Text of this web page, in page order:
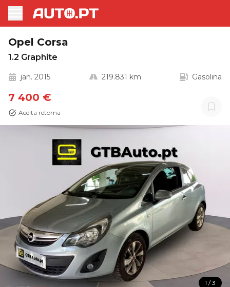
Opel Corsa
1.2 Graphite
jan. 2015 219.831 km Gasolina
7 400 €
Aceita retoma
1 / 3